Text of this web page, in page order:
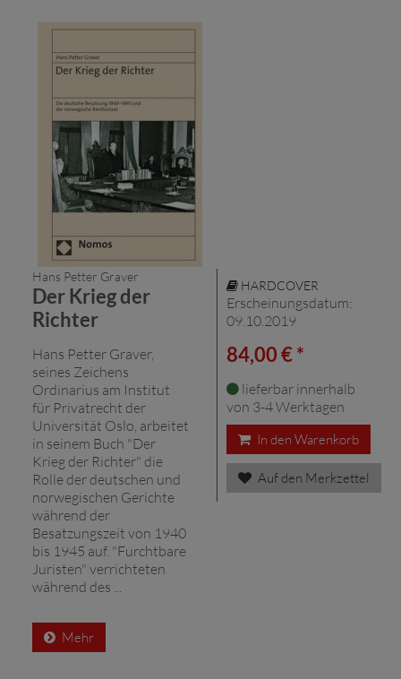
Hans Petter Graver
Der Krieg der
Richter
Hans Petter Graver,
seines Zeichens
Ordinarius am Institut
für Privatrecht der
Universität Oslo, arbeitet
in seinem Buch "Der
Krieg der Richter" die
Rolle der deutschen und
norwegischen Gerichte
während der
Besatzungszeit von 1940
bis 1945 auf. "Furchtbare
Juristen" verrichteten
während des ...
Mehr
HARDCOVER
Erscheinungsdatum:
09.10.2019
84,00 € *
lieferbar innerhalb
von 3-4 Werktagen
In den Warenkorb
Auf den Merkzettel